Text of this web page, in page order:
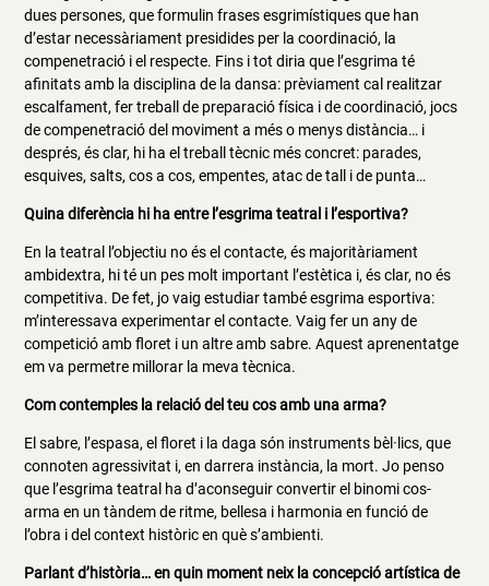
dues persones, que formulin frases esgrimístiques que han
d’estar necessàriament presidides per la coordinació, la
compenetració i el respecte. Fins i tot diria que l’esgrima té
afinitats amb la disciplina de la dansa: prèviament cal realitzar
escalfament, fer treball de preparació física i de coordinació, jocs
de compenetració del moviment a més o menys distància… i
després, és clar, hi ha el treball tècnic més concret: parades,
esquives, salts, cos a cos, empentes, atac de tall i de punta…
Quina diferència hi ha entre l’esgrima teatral i l’esportiva?
En la teatral l’objectiu no és el contacte, és majoritàriament
ambidextra, hi té un pes molt important l’estètica i, és clar, no és
competitiva. De fet, jo vaig estudiar també esgrima esportiva:
m’interessava experimentar el contacte. Vaig fer un any de
competició amb floret i un altre amb sabre. Aquest aprenentatge
em va permetre millorar la meva tècnica.
Com contemples la relació del teu cos amb una arma?
El sabre, l’espasa, el floret i la daga són instruments bèl·lics, que
connoten agressivitat i, en darrera instància, la mort. Jo penso
que l’esgrima teatral ha d’aconseguir convertir el binomi cos-
arma en un tàndem de ritme, bellesa i harmonia en funció de
l’obra i del context històric en què s’ambienti.
Parlant d’història… en quin moment neix la concepció artística de